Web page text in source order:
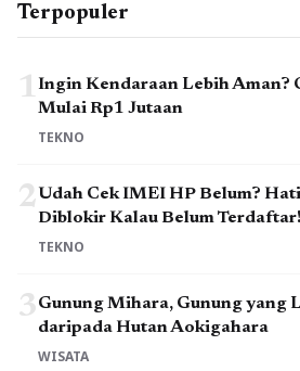
Terpopuler
1Ingin Kendaraan Lebih Aman?
Mulai Rp1 Jutaan
TEKNO
2Udah Cek IMEI HP Belum?
Diblokir Kalau Belum Terdaftar!
TEKNO
3Gunung Mihara, Gunung yang
daripada Hutan Aokigahara
WISATA